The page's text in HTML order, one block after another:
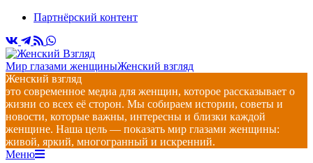
Перейти
содержимому
Партнёрский контент
Мир глазами женщиныЖенский взгляд
Женский взгляд
это современное медиа для женщин, которое рассказывает о
жизни со всех её сторон. Мы собираем истории, советы и
новости, которые важны, интересны и близки каждой
женщине. Наша цель — показать мир глазами женщины:
живой, яркий, многогранный и искренний.
Главное
Меню